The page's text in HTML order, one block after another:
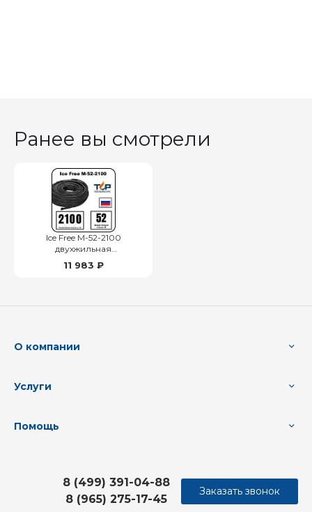
Ранее вы смотрели
Ice Free M-52-2100
двухжильная
нагревательная секция
11 983 ₽
О компании
Услуги
Помощь
8 (499) 391-04-88
8 (965) 275-17-45
Заказать звонок